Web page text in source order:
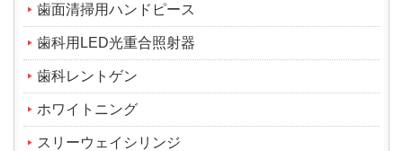
歯面清掃用ハンドピース
歯科用LED光重合照射器
歯科レントゲン
ホワイトニング
スリーウェイシリンジ